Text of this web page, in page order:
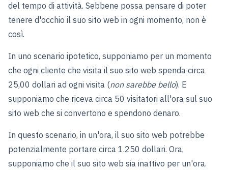
del tempo di attività. Sebbene possa pensare di poter
tenere d'occhio il suo sito web in ogni momento, non è
così.
In uno scenario ipotetico, supponiamo per un momento
che ogni cliente che visita il suo sito web spenda circa
25,00 dollari ad ogni visita (non sarebbe bello). E
supponiamo che riceva circa 50 visitatori all'ora sul suo
sito web che si convertono e spendono denaro.
In questo scenario, in un'ora, il suo sito web potrebbe
potenzialmente portare circa 1.250 dollari. Ora,
supponiamo che il suo sito web sia inattivo per un'ora.